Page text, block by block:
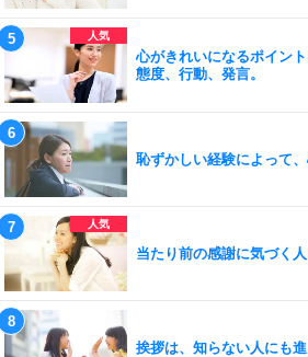
心がきれいになるポイント
態度、行動、発言。
恥ずかしい経験によって
当たり前の感謝に気づく
挨拶は、知らない人にも進